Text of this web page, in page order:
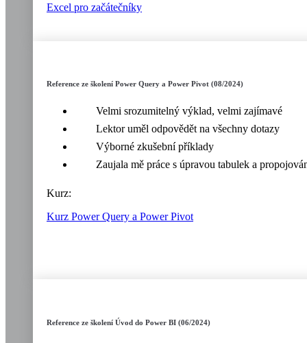
Excel pro začátečníky
Reference ze školení Power Query a Power Pivot (08/2024)
Velmi srozumitelný výklad, velmi zajímavé
Lektor uměl odpovědět na všechny dotazy
Výborné zkušební příklady
Zaujala mě práce s úpravou tabulek a
Kurz:
Kurz Power Query a Power Pivot
Reference ze školení Úvod do Power BI (06/2024)